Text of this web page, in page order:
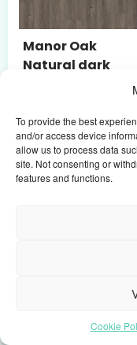
To provide the best
and/or access device
allow us to process data
site. Not consenting or
features and functions.
Cookie
Manor Oak
Natural dark
HOME 30 / SOLIDE
CLICK 30 / Lames
en vinyle / Clic
rigide